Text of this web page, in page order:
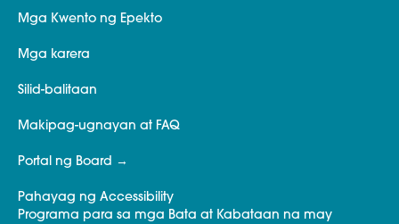
Mga Kwento ng Epekto
Mga karera
Silid-balitaan
Makipag-ugnayan at FAQ
Portal ng Board
Pahayag ng Accessibility
Programa para sa mga Bata at Kabataan na may